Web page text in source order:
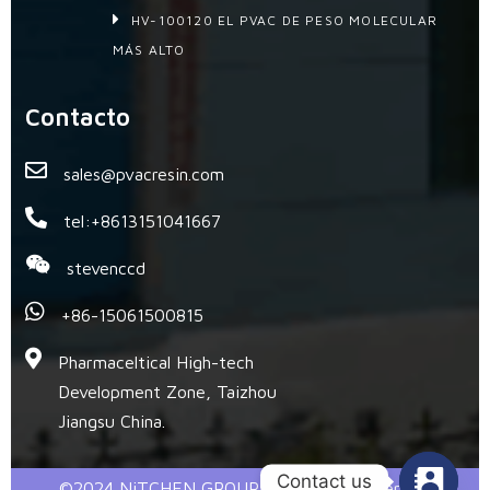
HV-100120 EL PVAC DE PESO MOLECULAR
MÁS ALTO
Contacto
sales@pvacresin.com
tel:+8613151041667
stevenccd
+86-15061500815
Pharmaceltical High-tech
Development Zone, Taizhou
Jiangsu China.
Contact us